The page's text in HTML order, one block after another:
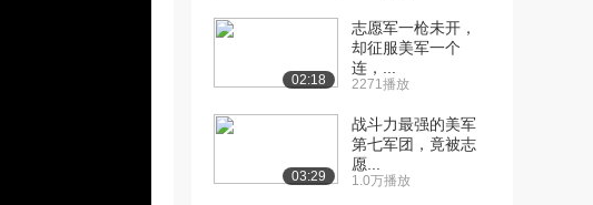
02:18
志愿军一枪未开，
却征服美军一个
连，...
2271播放
03:29
战斗力最强的美军
第七军团，竟被志
愿...
1.0万播放